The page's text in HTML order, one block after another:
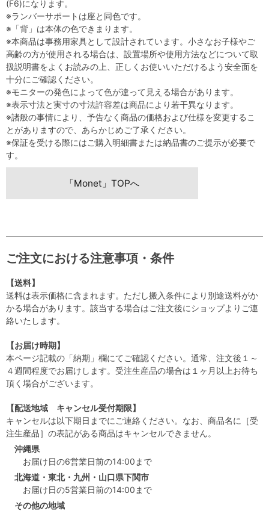
(F6)になります。
※ランバーサポートは座と同色です。
※「背」は本体の色できまります。
※本商品は事務用家具として設計されています。小さなお子様やご
高齢の方が使用される場合は、設置場所や使用方法などについて取
扱説明書をよくお読みの上、正しくお使いいただけるよう安全面を
十分にご確認ください。
※モニターの発色によって色が違って見える場合があります。
※表示寸法と実寸の寸法許容差は商品により若干異なります。
※諸般の事情により、予告なく商品の価格および仕様を変更するこ
とがありますので、あらかじめご了承ください。
※保証を受ける際にはご購入明細書または納品書のご提示が必要で
す。
「Monet」TOPへ
ご注文における注意事項・条件
【送料】
送料は表示価格に含まれます。ただし搬入条件により別途送料がか
かる場合があります。該当する場合はご注文後にショップよりご連
絡いたします。
【お届け時期】
本ページ記載の「納期」欄にてご確認ください。通常、注文後１～
４週間程度でお届けします。受注生産品の場合は１ヶ月以上お待ち
頂く場合がございます。
【配送地域 キャンセル受付期限】
キャンセルは以下期日までにご連絡ください。なお、商品名に［受
注生産品］の表記がある商品はキャンセルできません。
沖縄県
お届け日の6営業日前の14:00まで
北海道・東北・九州・山口県下関市
お届け日の5営業日前の14:00まで
その他の地域